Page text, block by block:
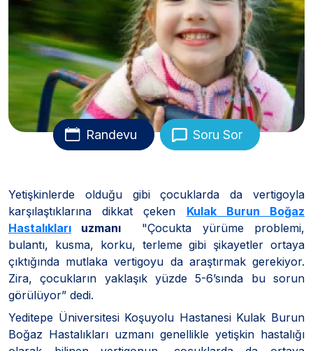
Randevu Soru Sor
Yetişkinlerde olduğu gibi çocuklarda da vertigoyla
karşılaştıklarına dikkat çeken Kulak Burun Boğaz
Hastalıkları uzmanı
"Çocukta yürüme problemi,
bulantı, kusma, korku, terleme gibi şikayetler ortaya
çıktığında mutlaka vertigoyu da araştırmak gerekiyor.
Zira, çocukların yaklaşık yüzde 5-6’sında bu sorun
görülüyor” dedi.
Yeditepe Üniversitesi Koşuyolu Hastanesi Kulak Burun
Boğaz Hastalıkları uzmanı genellikle yetişkin hastalığı